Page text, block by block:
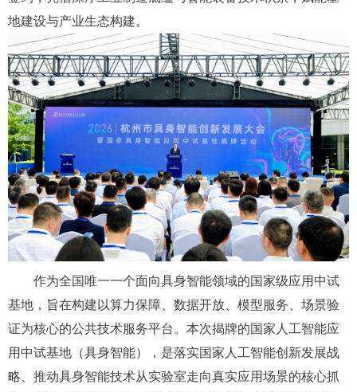
地建设与产业生态构建。
作为全国唯一一个面向具身智能领域的国家级应用中试
基地，旨在构建以算力保障、数据开放、模型服务、场景验
证为核心的公共技术服务平台。本次揭牌的国家人工智能应
用中试基地（具身智能），是落实国家人工智能创新发展战
略、推动具身智能技术从实验室走向真实应用场景的核心抓